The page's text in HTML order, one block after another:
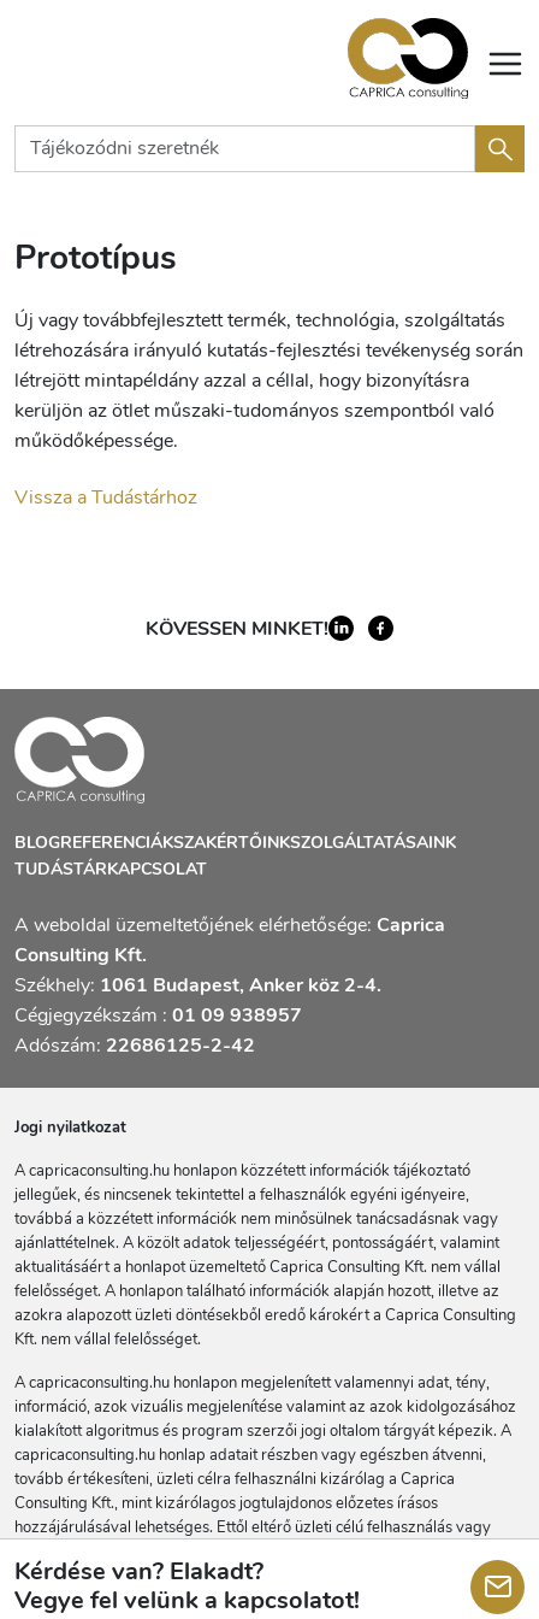
Prototípus
Új vagy továbbfejlesztett termék, technológia, szolgáltatás
létrehozására irányuló kutatás-fejlesztési tevékenység során
létrejött mintapéldány azzal a céllal, hogy bizonyításra
kerüljön az ötlet műszaki-tudományos szempontból való
működőképessége.
Vissza a Tudástárhoz
KÖVESSEN MINKET!
BLOGREFERENCIÁKSZAKÉRTŐINKSZOLGÁLTATÁSAINK
TUDÁSTÁRKAPCSOLAT
A weboldal üzemeltetőjének elérhetősége: Caprica
Consulting Kft.
Székhely: 1061 Budapest, Anker köz 2-4.
Cégjegyzékszám : 01 09 938957
Adószám: 22686125-2-42
Jogi nyilatkozat
A capricaconsulting.hu honlapon közzétett információk tájékoztató
jellegűek, és nincsenek tekintettel a felhasználók egyéni igényeire,
továbbá a közzétett információk nem minősülnek tanácsadásnak vagy
ajánlattételnek. A közölt adatok teljességéért, pontosságáért, valamint
aktualitásáért a honlapot üzemeltető Caprica Consulting Kft. nem vállal
felelősséget. A honlapon található információk alapján hozott, illetve az
azokra alapozott üzleti döntésekből eredő károkért a Caprica Consulting
Kft. nem vállal felelősséget.
A capricaconsulting.hu honlapon megjelenített valamennyi adat, tény,
információ, azok vizuális megjelenítése valamint az azok kidolgozásához
kialakított algoritmus és program szerzői jogi oltalom tárgyát képezik. A
capricaconsulting.hu honlap adatait részben vagy egészben átvenni,
tovább értékesíteni, üzleti célra felhasználni kizárólag a Caprica
Consulting Kft., mint kizárólagos jogtulajdonos előzetes írásos
hozzájárulásával lehetséges. Ettől eltérő üzleti célú felhasználás vagy
vonhat maga után.
Kérdése van? Elakadt?
Vegye fel velünk a kapcsolatot!